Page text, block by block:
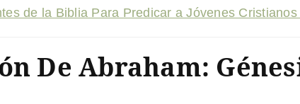
de la Biblia Para Predicar a Jóvenes
De Abraham: